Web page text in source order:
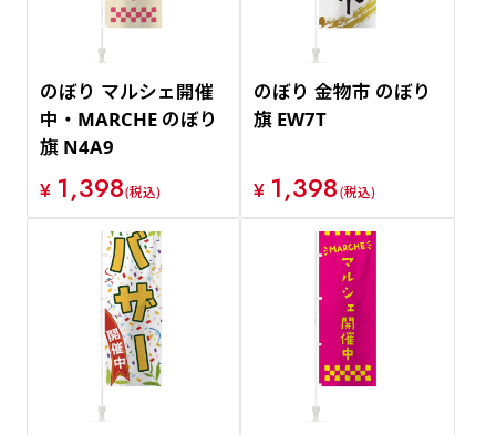
のぼり マルシェ開催
中・MARCHE のぼり
旗 N4A9
¥ 1,398(税込)
のぼり 金物市 のぼり
旗 EW7T
¥ 1,398(税込)